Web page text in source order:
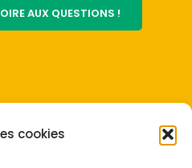
cookies
AUX QUESTIONS !